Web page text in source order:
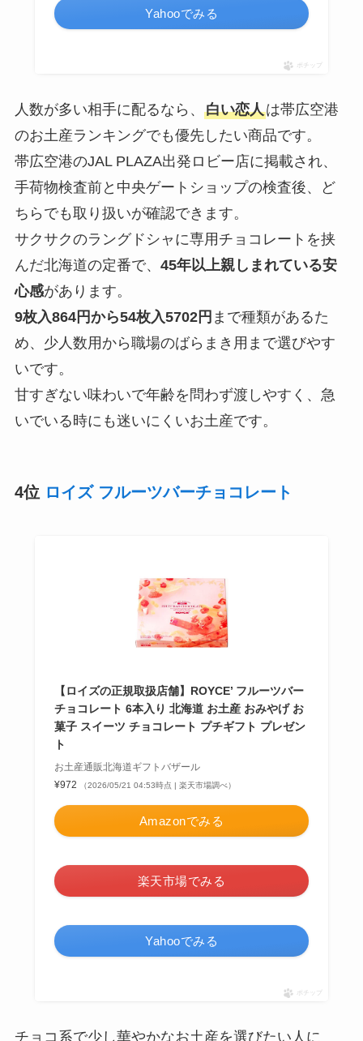
Yahooでみる
ポチップ
人数が多い相手に配るなら、 白い恋人は帯広空港
のお土産ランキングでも優先したい商品です。
帯広空港のJAL PLAZA出発ロビー店に掲載され、
手荷物検査前と中央ゲートショップの検査後、ど
ちらでも取り扱いが確認できます。
サクサクのラングドシャに専用チョコレートを挟
んだ北海道の定番で、 45年以上親しまれている安
心感があります。
9枚入864円から54枚入5702円 まで種類があるた
め、少人数用から職場のばらまき用まで選びやす
いです。
甘すぎない味わいで年齢を問わず渡しやすく、急
いでいる時にも迷いにくいお土産です。
4位 ロイズ フルーツバーチョコレート
【ロイズの正規取扱店舗】ROYCE’ フルーツバー
チョコレート 6本入り 北海道 お土産 おみやげ お
菓子 スイーツ チョコレート プチギフト プレゼン
ト
お土産通販北海道ギフトバザール
¥972
（2026/05/21 04:53時点 | 楽天市場調べ）
Amazonでみる
楽天市場でみる
Yahooでみる
ポチップ
チョコ系で少し華やかなお土産を選びたい人に